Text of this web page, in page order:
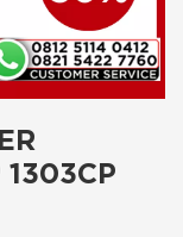
1303CP